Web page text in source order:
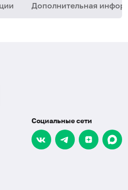
Дополнительная
Социальные сети